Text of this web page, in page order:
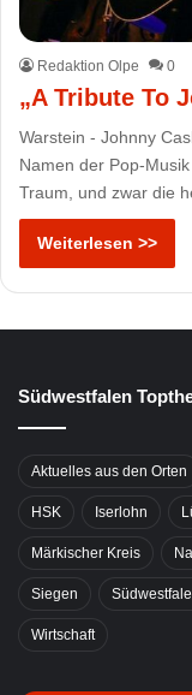
Redaktion Olpe 0
„A Tribute To
Warstein - Johnny
Namen der Pop-
Traum, und zwar die
Weiterlesen >>
Südwestfalen
Aktuelles aus den Orten
HSK Iserlohn
Märkischer Kreis
Siegen
Wirtschaft